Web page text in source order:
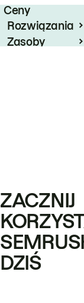
Ceny
Rozwiązania
Zasoby
ZACZNIJ
DZIŚ